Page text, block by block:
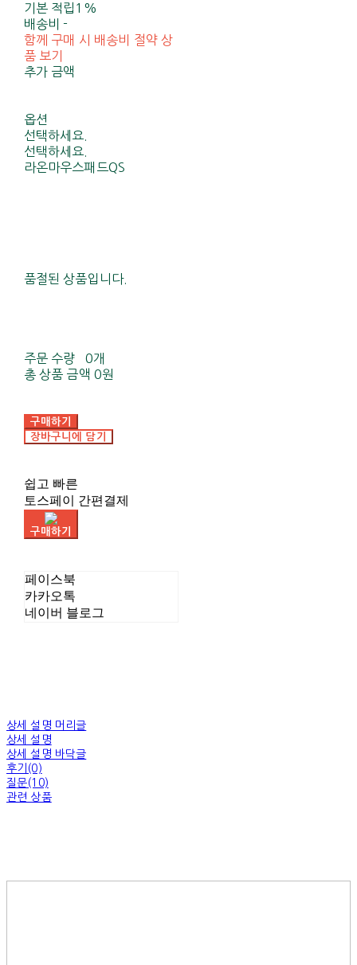
기본 적립 1%
배송비-
함께 구매 시 배송비 절약 상
품 보기
추가 금액
옵션
선택하세요.
선택하세요.
라온마우스패드QS
품절된 상품입니다.
주문 수량
0개
총 상품 금액 0원
구매하기
장바구니에 담기
쉽고 빠른
토스페이 간편결제
구매하기
페이스북
카카오톡
네이버 블로그
상세 설명 머리글
상세 설명
상세 설명 바닥글
후기(0)
질문(10)
관련 상품